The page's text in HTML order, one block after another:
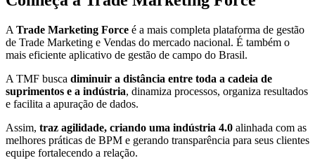
A Trade Marketing Force é a mais completa plataforma de gestão
de Trade Marketing e Vendas do mercado nacional. É também o
mais eficiente aplicativo de gestão de campo do Brasil.
A TMF busca diminuir a distância entre toda a cadeia de
suprimentos e a indústria, dinamiza processos, organiza resultados
e facilita a apuração de dados.
Assim, traz agilidade, criando uma indústria 4.0 alinhada com as
melhores práticas de BPM e gerando transparência para seus clientes
equipe fortalecendo a relação.